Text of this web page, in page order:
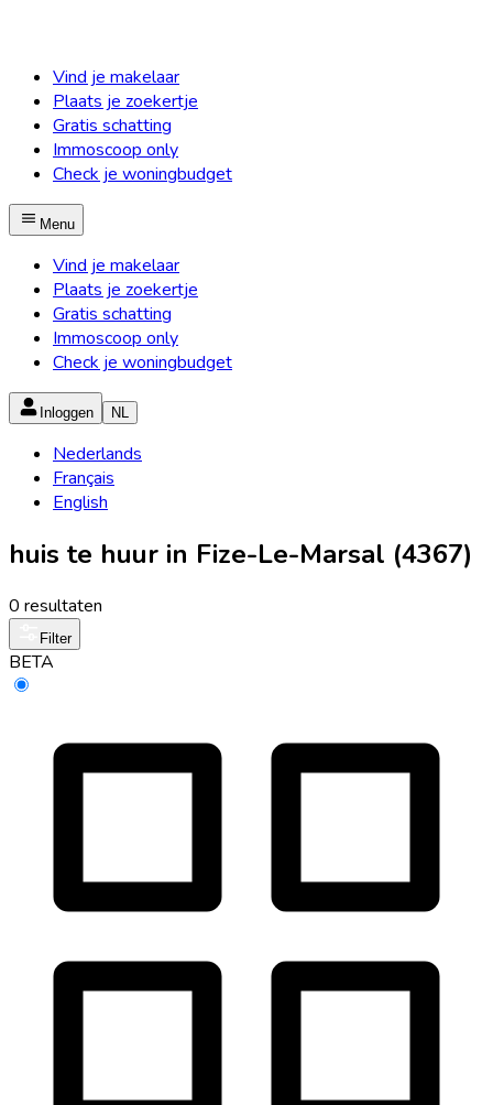
Vind je makelaar
Plaats je zoekertje
Gratis schatting
Immoscoop only
Check je woningbudget
Menu
Vind je makelaar
Plaats je zoekertje
Gratis schatting
Immoscoop only
Check je woningbudget
Inloggen NL
Nederlands
Français
English
huis te huur in Fize-Le-Marsal (4367)
0 resultaten
Filter
BETA